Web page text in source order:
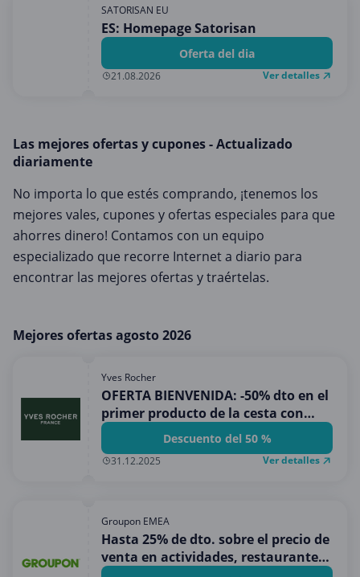
Medios y entretenimiento
Moda y Complementos
Regalos y flores
Salud y Belleza
Varios
Viajes
SATORISAN EU
ES: Homepage Satorisan
Oferta del dia
21.08.2026 Ver detalles
Las mejores ofertas y cupones - Actualizado
diariamente
No importa lo que estés comprando, ¡tenemos los
mejores vales, cupones y ofertas especiales para que
ahorres dinero! Contamos con un equipo
especializado que recorre Internet a diario para
encontrar las mejores ofertas y traértelas.
Mejores ofertas agosto 2026
Yves Rocher
OFERTA BIENVENIDA: -50% dto en el
primer producto de la cesta con
compras superiores a 15€
Descuento del 50 %
31.12.2025 Ver detalles
Groupon EMEA
Hasta 25% de dto. sobre el precio de
venta en actividades, restaurantes,